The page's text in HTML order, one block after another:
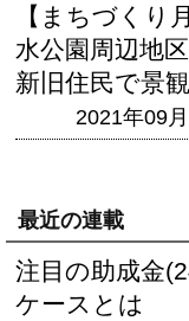
【まちづくり
水公園周辺地
新旧住民で景
2021年09
最近の連載
注目の助成金
ケースとは